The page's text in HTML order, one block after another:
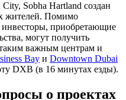
Sobha Hartland создан
жителей. Помимо
приобретающие
могут получить
важным центрам и
Bay и Downtown Dubai
DXB (в 16 минутах езды).
о проектах